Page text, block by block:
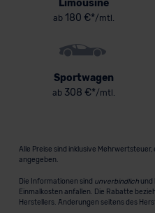
Limousine
ab 180 €*/mtl.
Sportwagen
ab 308 €*/mtl.
Alle Preise sind inklusive
angegeben.
Die Informationen sind unverbindlichund
Einmalkosten anfallen. Die Rabatte
Herstellers. Änderungen seitens des